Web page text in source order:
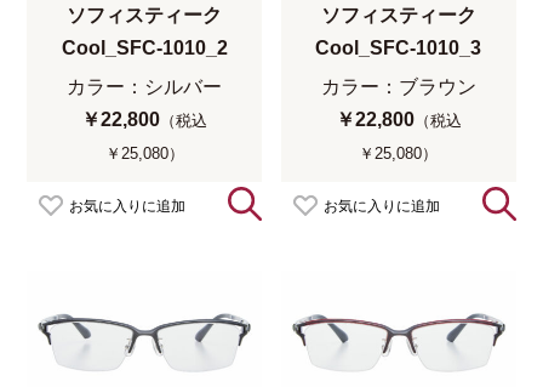
お気に入りに追加
ソフィスティーク
Cool_SFC-1010_2
カラー：シルバー
￥22,800 （税込
￥25,080）
お気に入りに追加
ソフィスティーク
Cool_SFC-1010_3
カラー：ブラウン
￥22,800（税込
￥25,080）